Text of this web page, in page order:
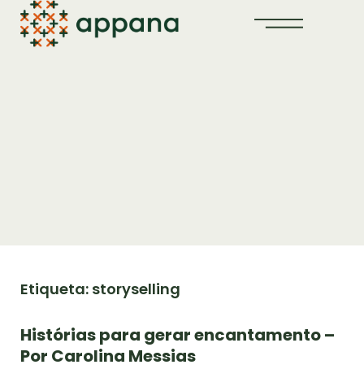
Etiqueta: storyselling
Histórias para gerar encantamento –
Por Carolina Messias